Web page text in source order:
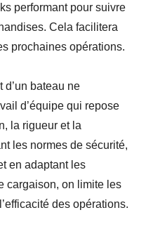
performant pour suivre
Cela facilitera
prochaines opérations.
d’un bateau ne
d’équipe qui repose
la rigueur et la
les normes de sécurité,
en adaptant les
cargaison, on limite les
des opérations.